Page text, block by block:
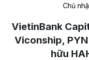
Chủ
VietinBank
Viconship,
hữu